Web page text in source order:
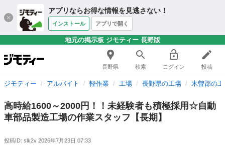
アプリならお得な情報を見逃さない！
インストール アプリで開く
地元の掲示板 ジモティー 長野版
長野県 検索 ログイン 投稿
ジモティー アルバイト 軽作業 工場 長野県の工場 木曽郡の
高時給1600～2000円！！未経験者も積極採用☆自動
車部品製造工場の作業スタッフ【長期】
投稿ID: slk2v 2026年7月23日 07:33